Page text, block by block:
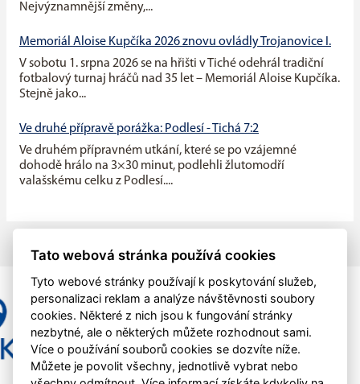
Nejvýznamnější změny,...
Memoriál Aloise Kupčíka 2026 znovu ovládly Trojanovice I.
V sobotu 1. srpna 2026 se na hřišti v Tiché odehrál tradiční
fotbalový turnaj hráčů nad 35 let – Memoriál Aloise Kupčíka.
Stejně jako...
Ve druhé přípravě porážka: Podlesí - Tichá 7:2
Ve druhém přípravném utkání, které se po vzájemné
dohodě hrálo na 3×30 minut, podlehli žlutomodří
valašskému celku z Podlesí....
Tato webová stránka používá cookies
Tyto webové stránky používají k poskytování služeb,
personalizaci reklam a analýze návštěvnosti soubory
cookies. Některé z nich jsou k fungování stránky
nezbytné, ale o některých můžete rozhodnout sami.
Více o používání souborů cookies se dozvíte níže.
Můžete je povolit všechny, jednotlivě vybrat nebo